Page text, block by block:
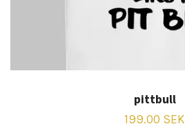
pittbull
199.00 SEK